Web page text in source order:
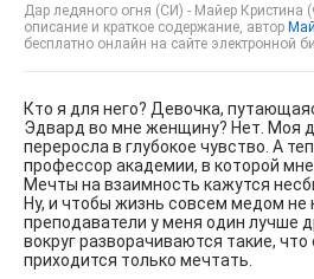
Дар ледяного огня (СИ) - Майер Кристина
описание и краткое содержание, автор
бесплатно онлайн на сайте электронной
Кто я для него? Девочка,
Эдвард во мне женщину? Нет. Моя
переросла в глубокое чувство. А
профессор академии, в которой
Мечты на взаимность кажутся
Ну, и чтобы жизнь совсем медом не
преподаватели у меня один лучше
вокруг разворачиваются такие,
приходится только мечтать.